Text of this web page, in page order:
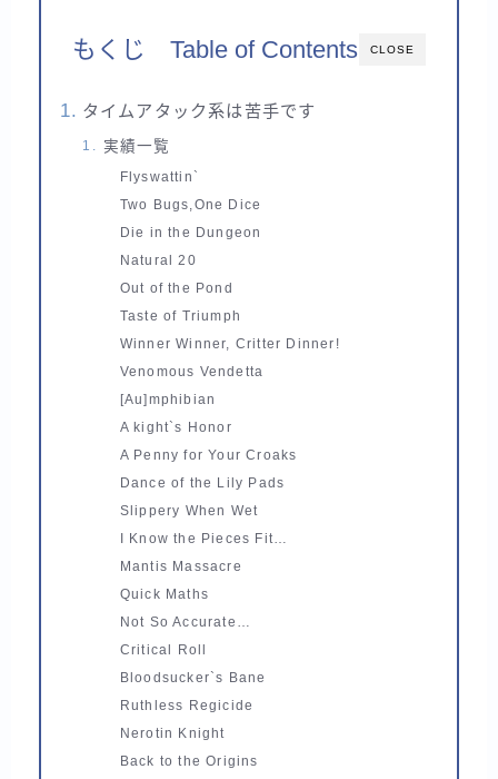
CLOSE
もくじ Table of Contents
タイムアタック系は苦手です
実績一覧
Flyswattin`
Two Bugs,One Dice
Die in the Dungeon
Natural 20
Out of the Pond
Taste of Triumph
Winner Winner, Critter Dinner!
Venomous Vendetta
[Au]mphibian
A kight`s Honor
A Penny for Your Croaks
Dance of the Lily Pads
Slippery When Wet
I Know the Pieces Fit…
Mantis Massacre
Quick Maths
Not So Accurate…
Critical Roll
Bloodsucker`s Bane
Ruthless Regicide
Nerotin Knight
Back to the Origins